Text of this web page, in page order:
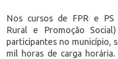
Nos cursos de FPR e PS
Rural e Promoção
participantes no município,
mil horas de carga